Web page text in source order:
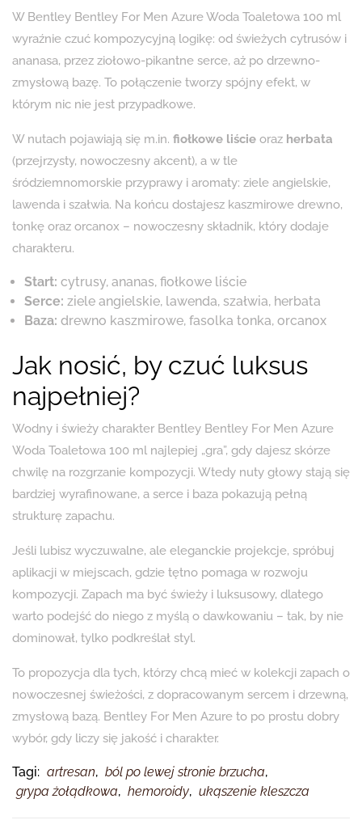
W Bentley Bentley For Men Azure Woda Toaletowa 100 ml
wyraźnie czuć kompozycyjną logikę: od świeżych cytrusów i
ananasa, przez ziołowo-pikantne serce, aż po drzewno-
zmysłową bazę. To połączenie tworzy spójny efekt, w
którym nic nie jest przypadkowe.
W nutach pojawiają się m.in. fiołkowe liście oraz herbata
(przejrzysty, nowoczesny akcent), a w tle
śródziemnomorskie przyprawy i aromaty: ziele angielskie,
lawenda i szałwia. Na końcu dostajesz kaszmirowe drewno,
tonkę oraz orcanox – nowoczesny składnik, który dodaje
charakteru.
Start: cytrusy, ananas, fiołkowe liście
Serce: ziele angielskie, lawenda, szałwia, herbata
Baza: drewno kaszmirowe, fasolka tonka, orcanox
Jak nosić, by czuć luksus
najpełniej?
Wodny i świeży charakter Bentley Bentley For Men Azure
Woda Toaletowa 100 ml najlepiej „gra”, gdy dajesz skórze
chwilę na rozgrzanie kompozycji. Wtedy nuty głowy stają się
bardziej wyrafinowane, a serce i baza pokazują pełną
strukturę zapachu.
Jeśli lubisz wyczuwalne, ale eleganckie projekcje, spróbuj
aplikacji w miejscach, gdzie tętno pomaga w rozwoju
kompozycji. Zapach ma być świeży i luksusowy, dlatego
warto podejść do niego z myślą o dawkowaniu – tak, by nie
dominował, tylko podkreślał styl.
To propozycja dla tych, którzy chcą mieć w kolekcji zapach o
nowoczesnej świeżości, z dopracowanym sercem i drzewną,
zmysłową bazą. Bentley For Men Azure to po prostu dobry
wybór, gdy liczy się jakość i charakter.
Tagi: artresan, ból po lewej stronie brzucha,
grypa żołądkowa, hemoroidy, ukąszenie kleszcza